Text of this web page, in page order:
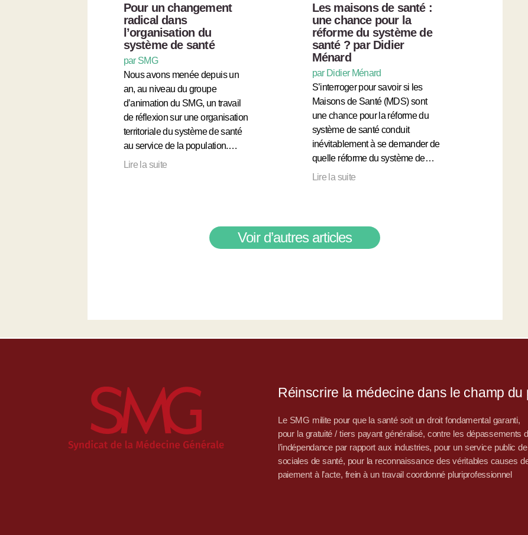
Pour un changement
radical dans
l’organisation du
système de santé
par SMG
Nous avons menée depuis un
an, au niveau du groupe
d’animation du SMG, un travail
de réflexion sur une organisation
territoriale du système de santé
au service de la population.…
Lire la suite
Les maisons de santé :
une chance pour la
réforme du système de
santé ? par Didier
Ménard
par Didier Ménard
S’interroger pour savoir si les
Maisons de Santé (MDS) sont
une chance pour la réforme du
système de santé conduit
inévitablement à se demander de
quelle réforme du système de…
Lire la suite
Voir d’autres articles
Réinscrire la médecine dans le champ du
Le SMG milite pour que la santé soit un droit fondamental garanti,
pour la gratuité / tiers payant généralisé, contre les dépassements
l’indépendance par rapport aux industries, pour un service public
sociales de santé, pour la reconnaissance des véritables causes
paiement à l’acte, frein à un travail coordonné pluriprofessionnel